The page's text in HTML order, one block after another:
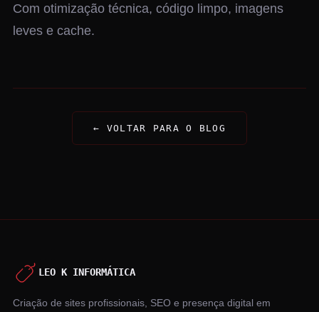
Com otimização técnica, código limpo, imagens
leves e cache.
← VOLTAR PARA O BLOG
LEO K INFORMÁTICA
Criação de sites profissionais, SEO e presença digital em